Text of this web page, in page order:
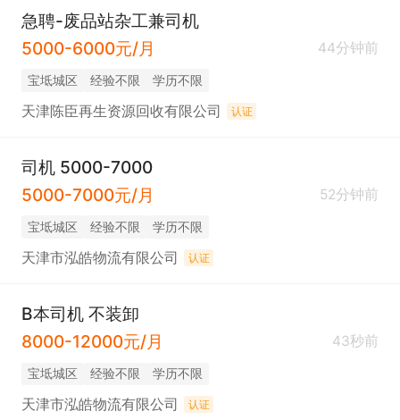
急聘-废品站杂工兼司机
5000-6000元/月
44分钟前
宝坻城区 经验不限 学历不限
天津陈臣再生资源回收有限公司 认证
司机 5000-7000
5000-7000元/月
52分钟前
宝坻城区 经验不限 学历不限
天津市泓皓物流有限公司 认证
B本司机 不装卸
8000-12000元/月
43秒前
宝坻城区 经验不限 学历不限
天津市泓皓物流有限公司 认证